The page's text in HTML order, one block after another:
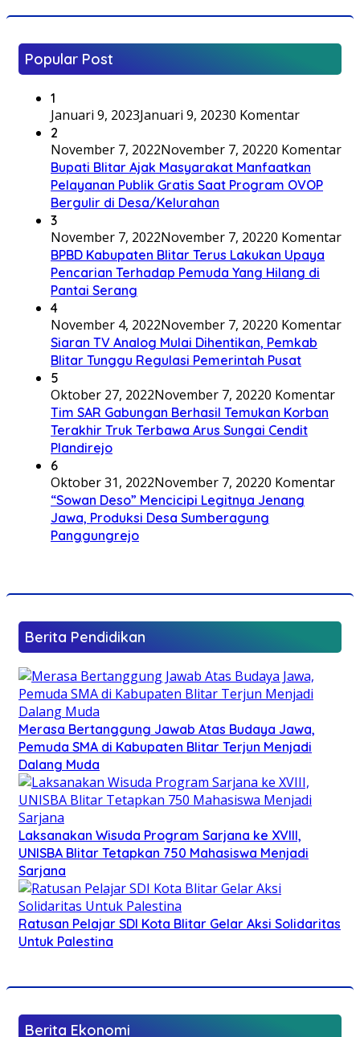
Popular Post
1
Januari 9, 2023Januari 9, 20230 Komentar
2
November 7, 2022November 7, 20220 Komentar
Bupati Blitar Ajak Masyarakat Manfaatkan
Pelayanan Publik Gratis Saat Program OVOP
Bergulir di Desa/Kelurahan
3
November 7, 2022November 7, 20220 Komentar
BPBD Kabupaten Blitar Terus Lakukan Upaya
Pencarian Terhadap Pemuda Yang Hilang di
Pantai Serang
4
November 4, 2022November 7, 20220 Komentar
Siaran TV Analog Mulai Dihentikan, Pemkab
Blitar Tunggu Regulasi Pemerintah Pusat
5
Oktober 27, 2022November 7, 20220 Komentar
Tim SAR Gabungan Berhasil Temukan Korban
Terakhir Truk Terbawa Arus Sungai Cendit
Plandirejo
6
Oktober 31, 2022November 7, 20220 Komentar
“Sowan Deso” Mencicipi Legitnya Jenang
Jawa, Produksi Desa Sumberagung
Panggungrejo
Berita Pendidikan
Merasa Bertanggung Jawab Atas Budaya Jawa,
Pemuda SMA di Kabupaten Blitar Terjun Menjadi
Dalang Muda
Laksanakan Wisuda Program Sarjana ke XVIII,
UNISBA Blitar Tetapkan 750 Mahasiswa Menjadi
Sarjana
Ratusan Pelajar SDI Kota Blitar Gelar Aksi Solidaritas
Untuk Palestina
Berita Ekonomi